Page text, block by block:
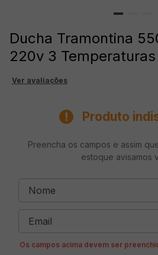
Ducha Tramontina
220v 3 Temperaturas
Ver avaliações
Produto
Preencha os campos e assim
estoque avisamos